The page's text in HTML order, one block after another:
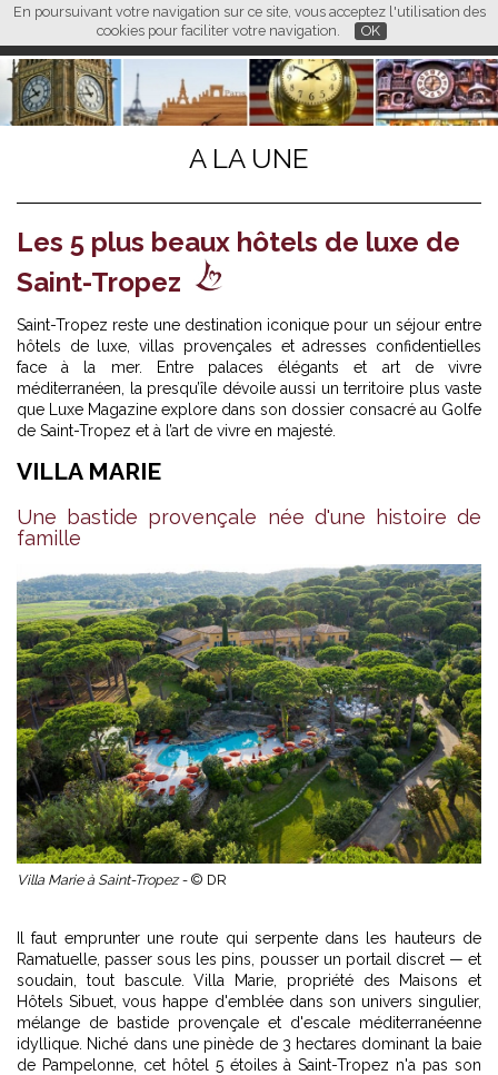
En poursuivant votre navigation sur ce site, vous acceptez l'utilisation des
cookies pour faciliter votre navigation.
OK
FR EN CN
L M
A LA UNE
Les 5 plus beaux hôtels de luxe de
Saint-Tropez
Saint-Tropez reste une destination iconique pour un séjour entre
hôtels de luxe, villas provençales et adresses confidentielles
face à la mer. Entre palaces élégants et art de vivre
méditerranéen, la presqu’île dévoile aussi un territoire plus vaste
que Luxe Magazine explore dans son dossier consacré au Golfe
de Saint-Tropez et à l’art de vivre en majesté
VILLA MARIE
Une bastide provençale née d'une histoire de
famille
Villa Marie à Saint-Tropez - © DR
Il faut emprunter une route qui serpente dans les hauteurs de
Ramatuelle, passer sous les pins, pousser un portail discret — et
soudain, tout bascule. Villa Marie, propriété des Maisons et
Hôtels Sibuet, vous happe d'emblée dans son univers singulier,
mélange de bastide provençale et d'escale méditerranéenne
idyllique. Niché dans une pinède de 3 hectares dominant la baie
de Pampelonne, cethôtel 5 étoiles à Saint-Tropez n'a pas son